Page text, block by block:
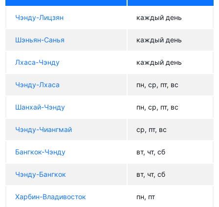
Чэнду-Лицзян каждый день
Шэньян-Санья каждый день
Лхаса-Чэнду каждый день
Чэнду-Лхаса пн, ср, пт, вс
Шанхай-Чэнду пн, ср, пт, вс
Чэнду-Чиангмай ср, пт, вс
Бангкок-Чэнду вт, чт, сб
Чэнду-Бангкок вт, чт, сб
Харбин-Владивосток пн, пт